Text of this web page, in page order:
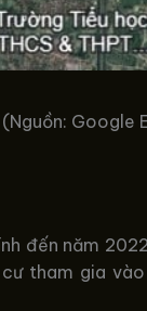
Google
đến năm
tham gia